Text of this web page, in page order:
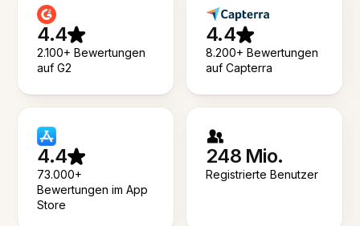
4.4
2.100+ Bewertungen
auf G2
4.4
8.200+ Bewertungen
auf Capterra
4.4
73.000+
Bewertungen im App
Store
248 Mio.
Registrierte Benutzer